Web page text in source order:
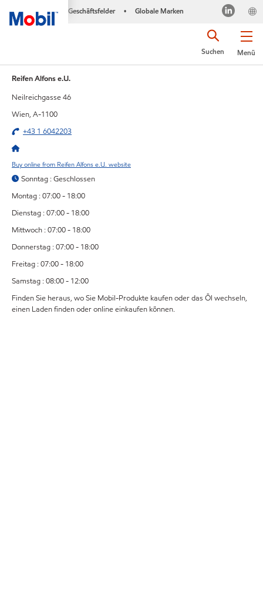
Geschäftsfelder • Globale Marken
Menü
Suchen
Reifen Alfons e.U.
Neilreichgasse 46
Wien, A-1100
+43 1 6042203
Buy online from Reifen Alfons e.U. website
Sonntag : Geschlossen
Montag : 07:00 - 18:00
Dienstag : 07:00 - 18:00
Mittwoch : 07:00 - 18:00
Donnerstag : 07:00 - 18:00
Freitag : 07:00 - 18:00
Samstag : 08:00 - 12:00
Finden Sie heraus, wo Sie Mobil-Produkte kaufen oder das Öl wechseln,
einen Laden finden oder online einkaufen können.